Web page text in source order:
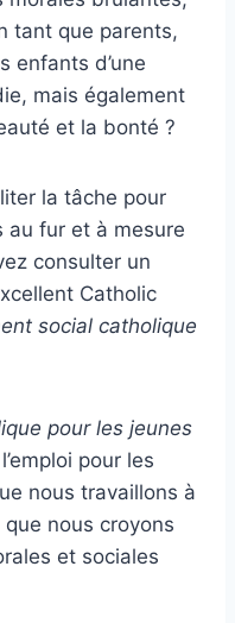
tant que parents,
enfants d’une
mais également
et la bonté ?
la tâche pour
au fur et à mesure
consulter un
Catholic
social catholique
pour les jeunes
pour les
nous travaillons à
nous croyons
et sociales